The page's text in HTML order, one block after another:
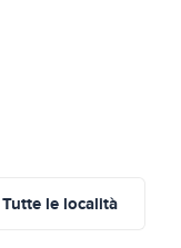
Tutte le località